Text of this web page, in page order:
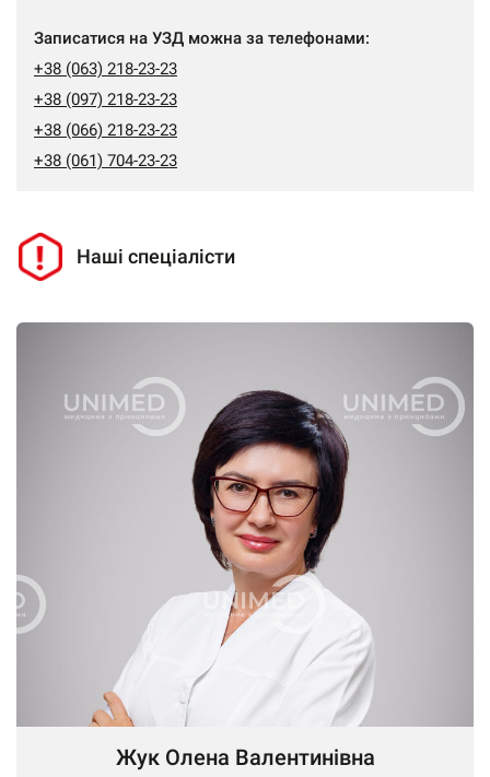
Записатися на УЗД можна за телефонами:
+38 (063) 218-23-23
+38 (097) 218-23-23
+38 (066) 218-23-23
+38 (061) 704-23-23
Наші спеціалісти
Жук Олена Валентинівна